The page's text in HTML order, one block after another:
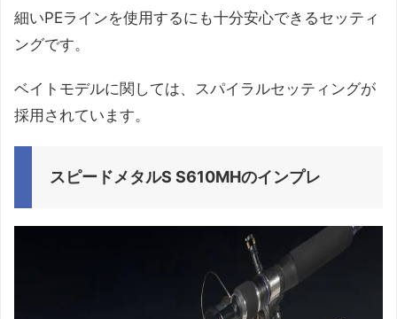
細いPEラインを使用するにも十分安心できるセッティ
ングです。
ベイトモデルに関しては、スパイラルセッティングが
採用されています。
スピードメタルS S610MHのインプレ